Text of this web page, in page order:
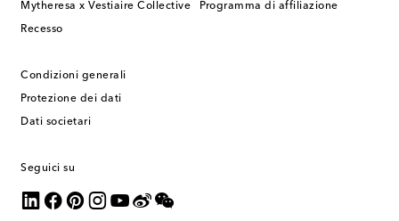
Mytheresa x Vestiaire Collective
Recesso
Programma di affiliazione
Condizioni generali
Protezione dei dati
Dati societari
Seguici su